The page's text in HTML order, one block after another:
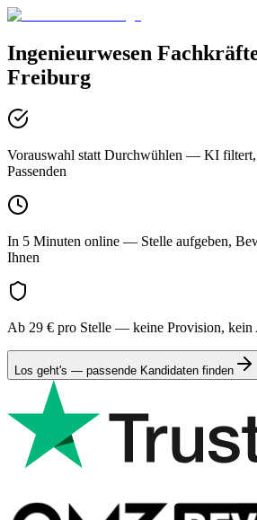
Ingenieurwesen
Freiburg
Vorauswahl statt Durchwühlen — KI filtert,
Passenden
In 5 Minuten online — Stelle aufgeben,
Ihnen
Ab 29 € pro Stelle — keine Provision, kein
Los geht's — passende Kandidaten finden